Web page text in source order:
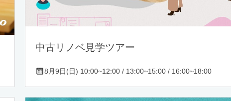
中古リノベ見学ツアー
8月9日(日) 10:00~12:00 / 13:00~15:00 / 16:00~18:00